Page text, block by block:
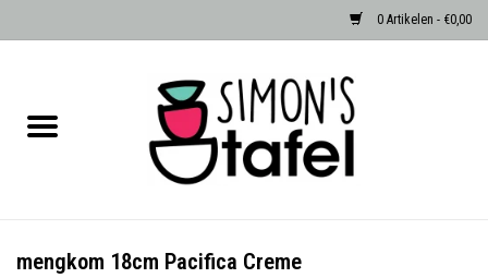
0 Artikelen - €0,00
mengkom 18cm Pacifica Creme